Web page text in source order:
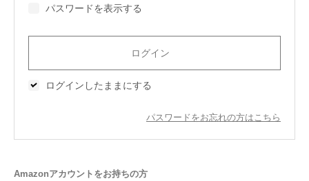
今治タオルについて
会員サービス
規約
パスワードを表示する
ログインしたままにする
パスワードをお忘れの方はこちら
Amazonアカウントをお持ちの方